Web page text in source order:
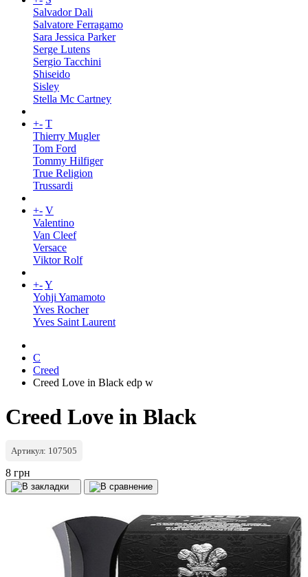
Salvador Dali
Salvatore Ferragamo
Sara Jessica Parker
Serge Lutens
Sergio Tacchini
Shiseido
Sisley
Stella Mc Cartney
+- T
Thierry Mugler
Tom Ford
Tommy Hilfiger
True Religion
Trussardi
+- V
Valentino
Van Cleef
Versace
Viktor Rolf
+-Y
Yohji Yamamoto
Yves Rocher
Yves Saint Laurent
C
Creed
Creed Love in Black edp w
Creed Love in Black
Артикул: 107505
8 грн